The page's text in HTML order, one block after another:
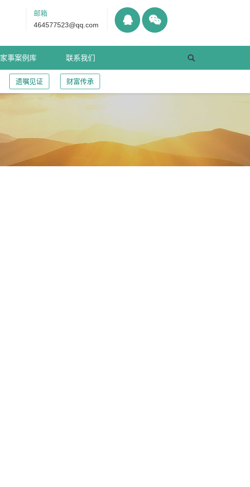
邮箱
464577523@qq.com
家事案例库 联系我们
遗嘱见证 财富传承